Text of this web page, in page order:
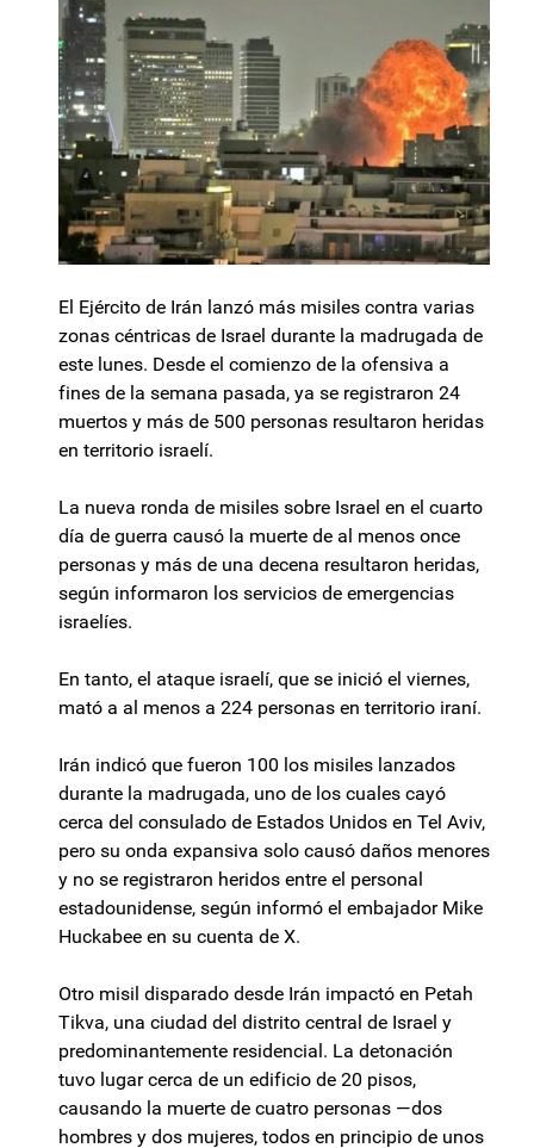
El Ejército de Irán lanzó más misiles contra varias
zonas céntricas de Israel durante la madrugada de
este lunes. Desde el comienzo de la ofensiva a
fines de la semana pasada, ya se registraron 24
muertos y más de 500 personas resultaron heridas
en territorio israelí.
La nueva ronda de misiles sobre Israel en el cuarto
día de guerra causó la muerte de al menos once
personas y más de una decena resultaron heridas,
según informaron los servicios de emergencias
israelíes.
En tanto, el ataque israelí, que se inició el viernes,
mató a al menos a 224 personas en territorio iraní.
Irán indicó que fueron 100 los misiles lanzados
durante la madrugada, uno de los cuales cayó
cerca del consulado de Estados Unidos en Tel Aviv,
pero su onda expansiva solo causó daños menores
y no se registraron heridos entre el personal
estadounidense, según informó el embajador Mike
Huckabee en su cuenta de X.
Otro misil disparado desde Irán impactó en Petah
Tikva, una ciudad del distrito central de Israel y
predominantemente residencial. La detonación
tuvo lugar cerca de un edificio de 20 pisos,
causando la muerte de cuatro personas —dos
hombres y dos mujeres, todos en principio de unos